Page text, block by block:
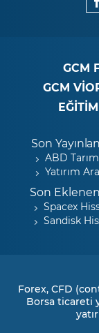
GCM
GCM
EĞİTİM
Son
ABD
Yatırım
Son
Spacex
Sandisk
Forex, CFD
Borsa ticareti